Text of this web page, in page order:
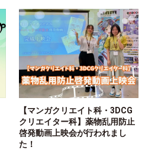
【マンガクリエイト科・3DCG
クリエイター科】薬物乱用防止
啓発動画上映会が行われまし
た！